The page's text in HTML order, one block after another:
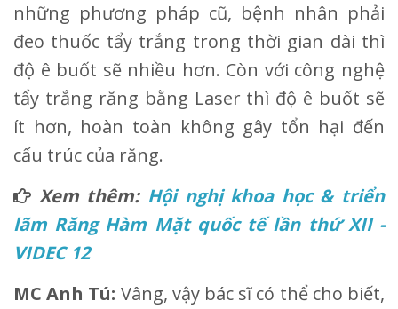
những phương pháp cũ, bệnh nhân phải
đeo thuốc tẩy trắng trong thời gian dài thì
độ ê buốt sẽ nhiều hơn. Còn với công nghệ
tẩy trắng răng bằng Laser thì độ ê buốt sẽ
ít hơn, hoàn toàn không gây tổn hại đến
cấu trúc của răng.
Xem thêm: Hội nghị khoa học & triển
lãm Răng Hàm Mặt quốc tế lần thứ XII -
VIDEC 12
MC Anh Tú: Vâng, vậy bác sĩ có thể cho biết,